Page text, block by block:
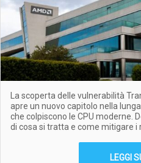
La scoperta delle vulnerabilità
apre un nuovo capitolo nella
che colpiscono le CPU moderne.
di cosa si tratta e come mitigare i
LEGGI